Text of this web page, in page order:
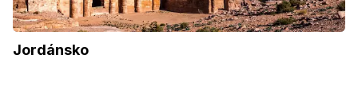
Jordánsko